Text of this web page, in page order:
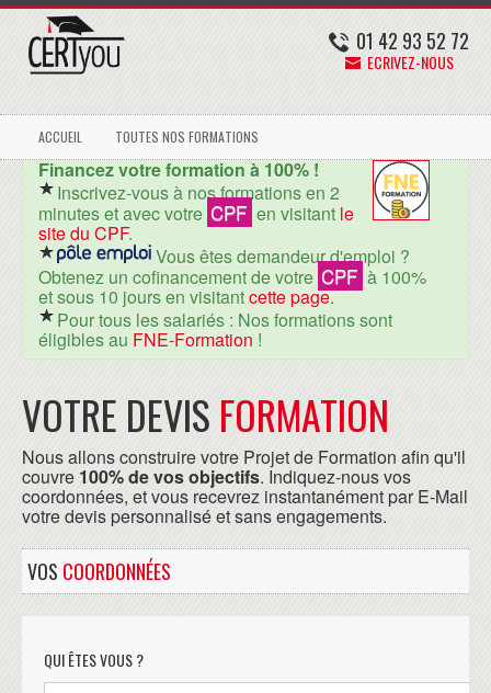
01 42 93 52 72
ECRIVEZ-NOUS
ACCUEIL TOUTES NOS FORMATIONS
Financez votre formation à 100% !
Inscrivez-vous à nos formations en 2
minutes et avec votre CPF en visitant le
site du CPF.
Vous êtes demandeur d'emploi ?
Obtenez un cofinancement de votre CPF à 100%
et sous 10 jours en visitantcette page.
Pour tous les salariés : Nos formations sont
éligibles au FNE-Formation !
VOTRE DEVIS FORMATION
Nous allons construire votre Projet de Formation afin qu'il
couvre 100% de vos objectifs. Indiquez-nous vos
coordonnées, et vous recevrez instantanément par E-Mail
votre devis personnalisé et sans engagements.
VOS COORDONNÉES
QUI ÊTES VOUS ?